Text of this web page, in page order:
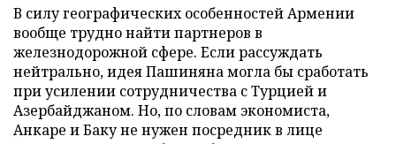
В силу географических особенностей Армении
вообще трудно найти партнеров в
железнодорожной сфере. Если рассуждать
нейтрально, идея Пашиняна могла бы сработать
при усилении сотрудничества с Турцией и
Азербайджаном. Но, по словам экономиста,
Анкаре и Баку не нужен посредник в лице